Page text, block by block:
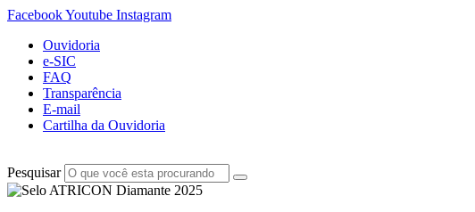
FacebookYoutube Instagram
Ouvidoria
e-SIC
FAQ
Transparência
E-mail
Cartilha da Ouvidoria
Pesquisar